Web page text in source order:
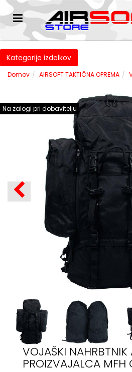
Kategorije izdelkov
Domov AIRSOFT TAKTIČNA OPREMA
Na zalogi pri dobavitelju
VOJAŠKI NAHRBTNIK
PROIZVAJALCA MFH